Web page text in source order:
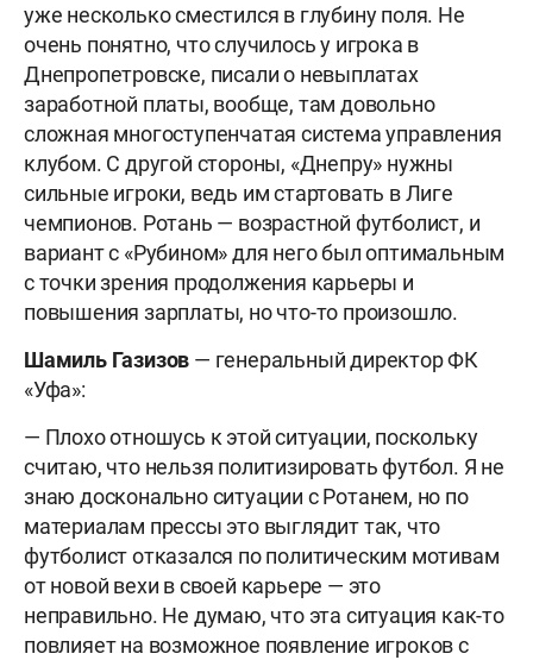
уже несколько сместился в глубину поля. Не
очень понятно, что случилось у игрока в
Днепропетровске, писали о невыплатах
заработной платы, вообще, там довольно
сложная многоступенчатая система управления
клубом. С другой стороны, «Днепру» нужны
сильные игроки, ведь им стартовать в Лиге
чемпионов. Ротань — возрастной футболист, и
вариант с «Рубином» для него был оптимальным
с точки зрения продолжения карьеры и
повышения зарплаты, но что-то произошло.
Шамиль Газизов — генеральный директор ФК
«Уфа»:
— Плохо отношусь к этой ситуации, поскольку
считаю, что нельзя политизировать футбол. Я не
знаю досконально ситуации с Ротанем, но по
материалам прессы это выглядит так, что
футболист отказался по политическим мотивам
от новой вехи в своей карьере — это
неправильно. Не думаю, что эта ситуация как-то
повлияет на возможное появление игроков с